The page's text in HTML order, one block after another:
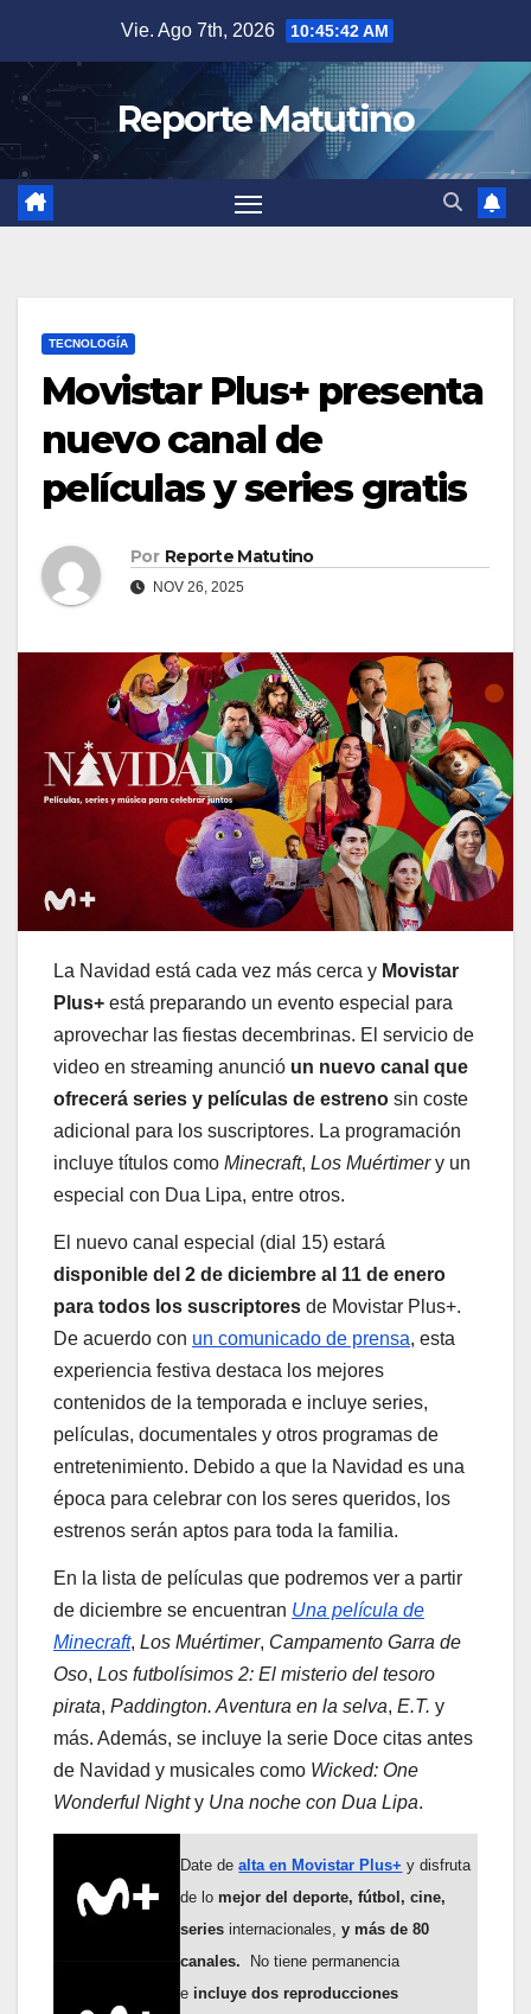
contenido
Vie. Ago 7th, 2026 10:45:43 AM
Reporte Matutino
TECNOLOGÍA
Movistar Plus+ presenta
nuevo canal de
películas y series gratis
Por Reporte Matutino
NOV 26, 2025
La Navidad está cada vez más cerca y Movistar
Plus+ está preparando un evento especial para
aprovechar las fiestas decembrinas. El servicio de
video en streaming anunció un nuevo canal que
ofrecerá series y películas de estreno sin coste
adicional para los suscriptores. La programación
incluye títulos como Minecraft, Los Muértimery un
especial con Dua Lipa, entre otros.
El nuevo canal especial (dial 15) estará
disponible del 2 de diciembre al 11 de enero
para todos los suscriptores de Movistar Plus+.
De acuerdo con un comunicado de prensa, esta
experiencia festiva destaca los mejores
contenidos de la temporada e incluye series,
películas, documentales y otros programas de
entretenimiento. Debido a que la Navidad es una
época para celebrar con los seres queridos, los
estrenos serán aptos para toda la familia.
En la lista de películas que podremos ver a partir
de diciembre se encuentran Una película de
Minecraft, Los Muértimer, Campamento Garra de
Oso, Los futbolísimos 2: El misterio del tesoro
pirata, Paddington. Aventura en la selva, E.T. y
más. Además, se incluye la serie Doce citas antes
de Navidad y musicales como Wicked: One
Wonderful Nighty Una noche con Dua Lipa.
Date dealta en Movistar Plus+ y disfruta
de lo mejor del deporte, fútbol, cine,
series internacionales,y más de 80
canales. No tiene permanencia
e incluye dos reproducciones